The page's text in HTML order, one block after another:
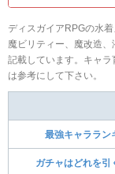
ディスガイアRPGの水
魔ビリティー、魔改造
記載しています。キャ
は参考にして下さい。
最強キャララン
ガチャはどれを引